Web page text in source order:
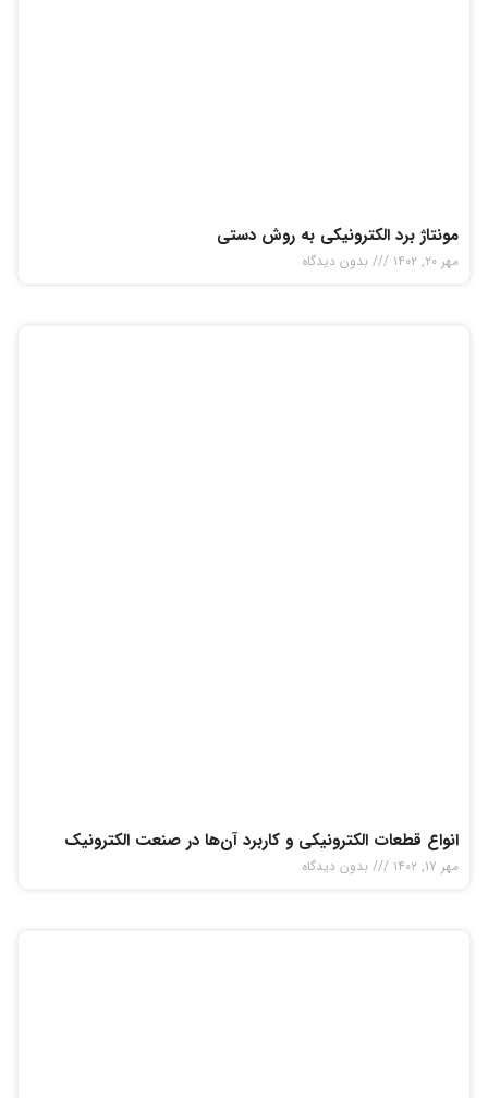
مونتاژ برد الکترونیکی به روش دستی
مهر ۲۰, ۱۴۰۲ بدون دیدگاه
انواع قطعات الکترونیکی و کاربرد آن‌ها در صنعت الکترونیک
مهر ۱۷, ۱۴۰۲ بدون دیدگاه